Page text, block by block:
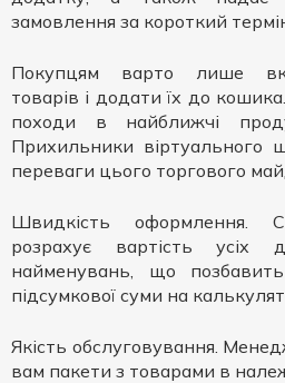
замовлення за короткий
Покупцям варто лише
товарів і додати їх до
походи в найближчі
Прихильники віртуального
переваги цього торгового
Швидкість оформлення.
розрахує вартість
найменувань, що
підсумкової суми на
Якість обслуговування.
вам пакети з товарами в